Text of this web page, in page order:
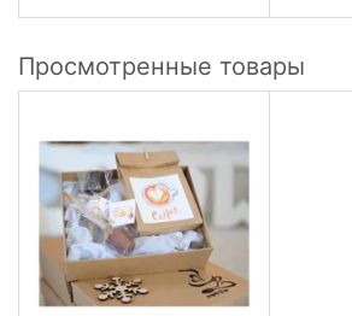
Просмотренные товары